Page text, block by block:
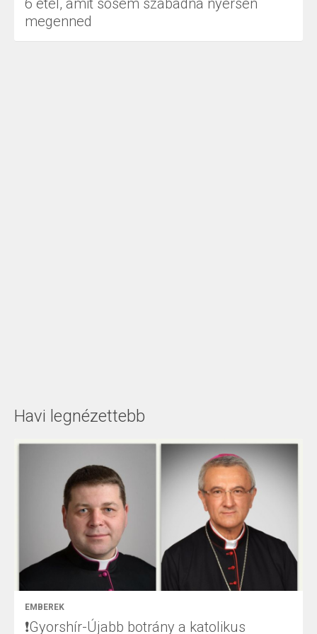
6 étel, amit sosem szabadna nyersen
megenned
Havi legnézettebb
EMBEREK
❗Gyorshír-Újabb botrány a katolikus